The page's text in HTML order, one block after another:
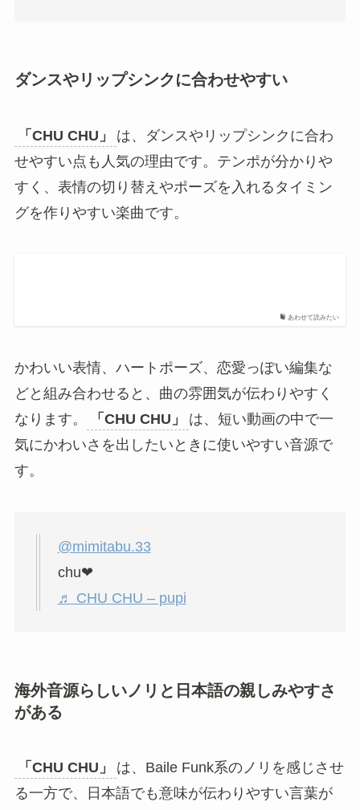
ダンスやリップシンクに合わせやすい
「CHU CHU」
は、ダンスやリップシンクに合わ
せやすい点も人気の理由です。テンポが分かりや
すく、表情の切り替えやポーズを入れるタイミン
グを作りやすい楽曲です。
あわせて読みたい
かわいい表情、ハートポーズ、恋愛っぽい編集な
どと組み合わせると、曲の雰囲気が伝わりやすく
なります。
「CHU CHU」
は、短い動画の中で一
気にかわいさを出したいときに使いやすい音源で
す。
@mimitabu.33
chu❤︎
♬ CHU CHU – pupi
海外音源らしいノリと日本語の親しみやすさ
がある
「CHU CHU」
は、Baile Funk系のノリを感じさせ
る一方で、日本語でも意味が伝わりやすい言葉が